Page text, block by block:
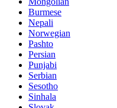
Burmese
Nepali
Norwegian
Pashto
Persian
Punjabi
Serbian
Sesotho
Sinhala